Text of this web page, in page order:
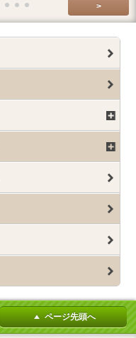
>
ページ先頭へ